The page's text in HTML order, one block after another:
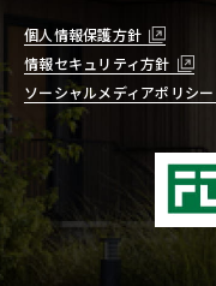
個人情報保護方針
ソーシャルメディアポリシー
情報セキュリティ方針